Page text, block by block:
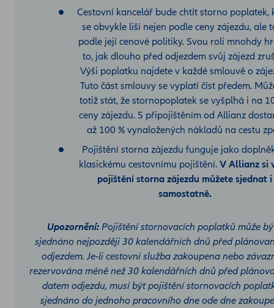
Cestovní kancelář bude chtít storno poplatek,
se obvykle liší nejen podle ceny zájezdu, ale
podle její cenové politiky. Svou roli mnohdy
to, jak dlouho před odjezdem svůj zájezd
Výši poplatku najdete v každé smlouvě o
Tuto část smlouvy se vyplatí číst předem.
totiž stát, že stornopoplatek se vyšplhá i na
ceny zájezdu. S připojištěním od Allianz
až 100 % vynaložených nákladů na cestu
Pojištění storna zájezdu funguje jako
klasickému cestovnímu pojištění. V Allianz si
pojištění storna zájezdu můžete sjednat i
samostatně.
Upozornění:Pojištění stornovacích poplatků může
sjednáno nejpozději 30 kalendářních dnů před
odjezdem. Je-li cestovní služba zakoupena nebo
rezervována méně než 30 kalendářních dnů před
datem odjezdu, musí být pojištění stornovacích
sjednáno do jednoho pracovního dne ode dne